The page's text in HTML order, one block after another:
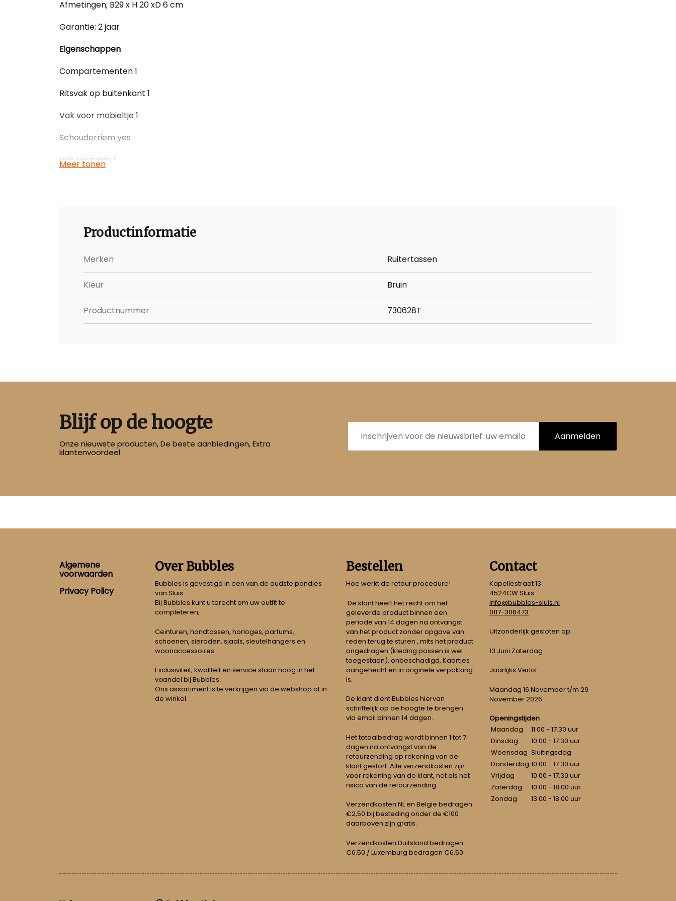
Afmetingen; B29 x H 20 xD 6 cm
Garantie; 2 jaar
Eigenschappen
Compartementen 1
Ritsvak op buitenkant 1
Vak voor mobieltje 1
Schouderriem yes
Vak voorzijde 1
Meer tonen
Productinformatie
Merken Ruitertassen
Kleur Bruin
Productnummer 730628T
Blijf op de hoogte
Onze nieuwste producten, De beste aanbiedingen, Extra
klantenvoordeel
E-
mailadres Aanmelden
Footer
Algemene
voorwaarden
Privacy Policy
Over Bubbles
Bubbles is gevestigd in een van de oudste pandjes
van Sluis.
Bij Bubbles kunt u terecht om uw outfit te
completeren;
Ceinturen, handtassen, horloges, parfums,
schoenen, sieraden, sjaals, sleutelhangers en
woonaccessoires.
Exclusiviteit, kwaliteit en service staan hoog in het
vaandel bij Bubbles.
Ons assortiment is te verkrijgen via de webshop of in
de winkel.
Bestellen
Hoe werkt de retour procedure!
De klant heeft het recht om het
geleverde product binnen een
periode van 14 dagen na ontvangst
van het product zonder opgave van
reden terug te sturen , mits het product
ongedragen (kleding passen is wel
toegestaan), onbeschadigd, Kaartjes
aangehecht en in originele verpakking
is.
De klant dient Bubbles hiervan
schriftelijk op de hoogte te brengen
via email binnen 14 dagen.
Het totaalbedrag wordt binnen 1 tot 7
dagen na ontvangst van de
retourzending op rekening van de
klant gestort. Alle verzendkosten zijn
voor rekening van de klant, net als het
risico van de retourzending.
Verzendkosten NL en Belgie bedragen
€2,50 bij besteding onder de €100
daarboven zijn gratis.
Verzendkosten Duitsland bedragen
€6.50 / Luxemburg bedragen €6.50
Contact
Kapellestraat 13
4524CW Sluis
info@bubbles-sluis.nl
0117-308473
Uitzonderlijk gesloten op
13 Juni Zaterdag
Jaarlijks Verlof
Maandag 16 November t/m 29
November 2026
Openingstijden
Maandag
11.00 - 17.30 uur
Dinsdag
10.00 - 17.30 uur
Woensdag Sluitingsdag
Donderdag 10.00 - 17.30 uur
Vrijdag
10.00 - 17.30 uur
Zaterdag
10.00 - 18.00 uur
Zondag
13.00 - 18.00 uur